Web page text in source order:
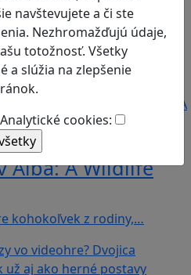
navštevujete a či ste
Nezhromažďujú údaje,
totožnosť. Všetky
a slúžia na zlepšenie
Analytické cookies:
aby ste
Alba: A Wildlife
kohokoľvek z rodiny,…